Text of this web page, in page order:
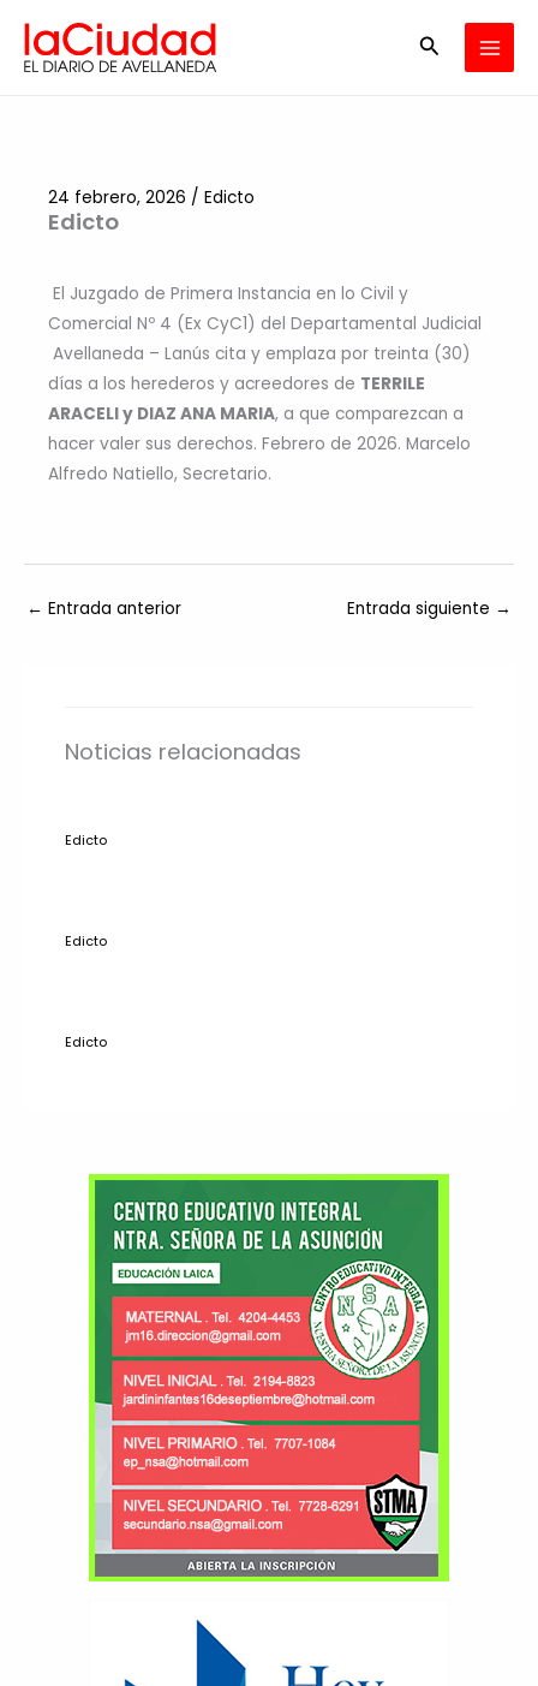
contenido
Buscar
Edicto
24 febrero, 2026 / Edicto
El Juzgado de Primera Instancia en lo Civil y
Comercial Nº 4 (Ex CyC1) del Departamental Judicial
Avellaneda – Lanús cita y emplaza por treinta (30)
días a los herederos y acreedores de TERRILE
ARACELI y DIAZ ANA MARIA, a que comparezcan a
hacer valer sus derechos. Febrero de 2026. Marcelo
Alfredo Natiello, Secretario.
← Entrada anterior Entrada siguiente →
Noticias relacionadas
Edicto
Edicto
Edicto